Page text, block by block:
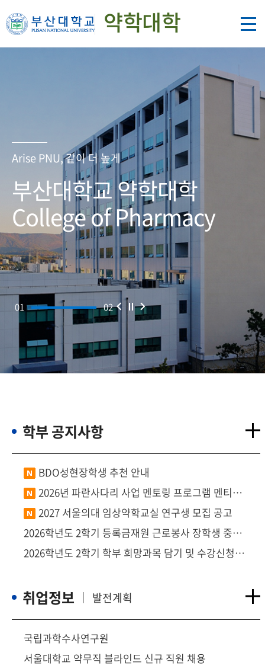
약학대학
Arise PNU, 같이 더 높게
부산대학교 약학대학
College of Pharmacy
학부 공지사항
BDO성현장학생 추천 안내
2026년 파란사다리 사업 멘토링 프로그램 멘티
모집 안내드립니다.
2027 서울의대 임상약학교실 연구생 모집 공고
2026학년도 2학기 등록금재원 근로봉사 장학생 중
소수학생(다문화.탈북)의 우선선발 안내
2026학년도 2학기 학부 희망과목 담기 및 수강신청
취업정보
국립과학수사연구원
서울대학교 약무직 블라인드 신규 직원 채용
발전계획